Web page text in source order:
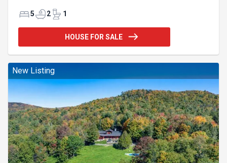
voisins directs. Son immense terrasse arrière,
offrant une vue apaisante sur la nature, propose un
potentiel exceptionnel pour aménager un espace de
détente et recevoir famille et amis. Une section
pièces et son sous-sol polyvalent, cette résidence
offre tout
5 2 1
HOUSE FOR SALE
New Listing